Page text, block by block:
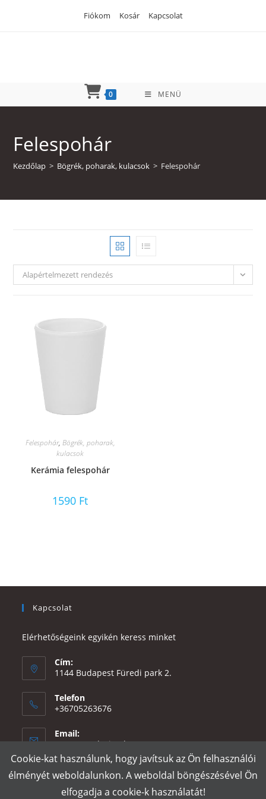
Fiókom Kosár Kapcsolat
0 MENÜ
Felespohár
Kezdőlap > Bögrék, poharak, kulacsok > Felespohár
Alapértelmezett rendezés
Felespohár, Bögrék, poharak,
kulacsok
Kerámia felespohár
1590 Ft
Kapcsolat
Elérhetőségeink egyikén keress minket
Cím:
1144 Budapest Füredi park 2.
Telefon
+36705263676
Email:
eszter@e-design.huOpens
in
your
application
Cookie-kat használunk, hogy javítsuk az Ön felhasználói
élményét weboldalunkon. A weboldal böngészésével Ön
elfogadja a cookie-k használatát!